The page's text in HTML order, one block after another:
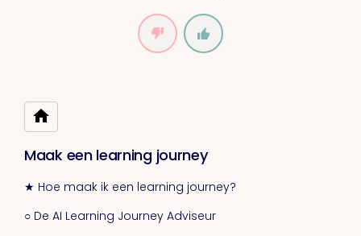
Maak een learning journey
★ Hoe maak ik een learning journey?
○ De AI Learning Journey Adviseur